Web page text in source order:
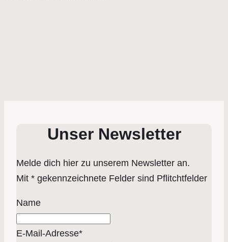
Unser Newsletter
Melde dich hier zu unserem Newsletter an.
Mit * gekennzeichnete Felder sind Pflitchtfelder
Name
E-Mail-Adresse*